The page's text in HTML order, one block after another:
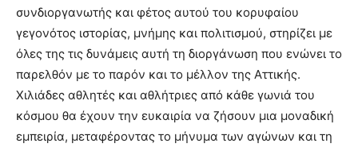
συνδιοργανωτής και φέτος αυτού του κορυφαίου
γεγονότος ιστορίας, μνήμης και πολιτισμού, στηρίζει με
όλες της τις δυνάμεις αυτή τη διοργάνωση που ενώνει το
παρελθόν με το παρόν και το μέλλον της Αττικής.
Χιλιάδες αθλητές και αθλήτριες από κάθε γωνιά του
κόσμου θα έχουν την ευκαιρία να ζήσουν μια μοναδική
εμπειρία, μεταφέροντας το μήνυμα των αγώνων και τη